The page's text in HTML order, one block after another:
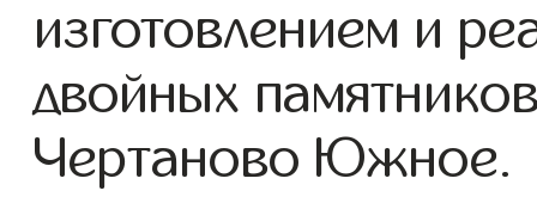
изготовлением и
двойных
Чертаново Южное.